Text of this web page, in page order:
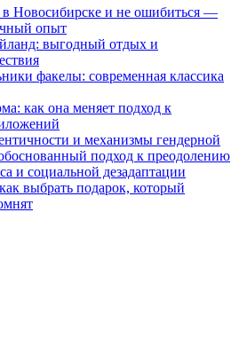
в Новосибирске и не ошибиться —
опыт
выгодный отдых и
факелы: современная классика
как она меняет подход к
и механизмы гендерной
подход к преодолению
и социальной дезадаптации
выбрать подарок, который